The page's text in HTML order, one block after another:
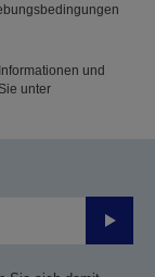
und
unter